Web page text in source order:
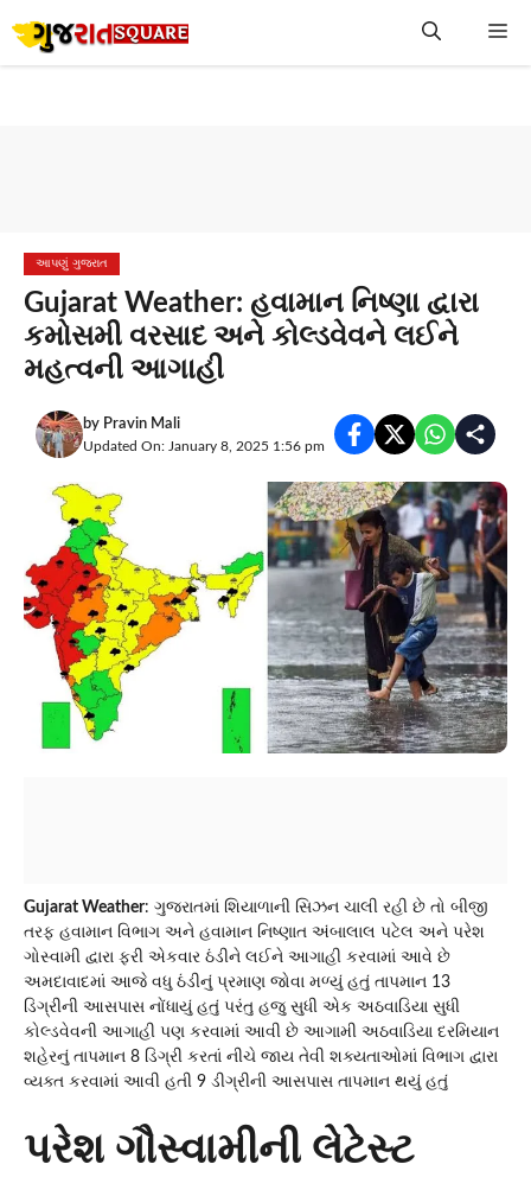
to
આપણું ગુજરાત
Gujarat Weather: હવામાન નિષ્ણા દ્વારા
કમોસમી વરસાદ અને કોલ્ડવેવને લઈને
મહત્વની આગાહી
by Pravin Mali
Updated On: January 8, 2025 1:56 pm
Gujarat Weather: ગુજરાતમાં શિયાળાની સિઝન ચાલી રહી છે તો બીજી
તરફ હવામાન વિભાગ અને હવામાન નિષ્ણાત અંબાલાલ પટેલ અને પરેશ
ગોસ્વામી દ્વારા ફરી એકવાર ઠંડીને લઈને આગાહી કરવામાં આવે છે
અમદાવાદમાં આજે વધુ ઠંડીનું પ્રમાણ જોવા મળ્યું હતું તાપમાન 13
ડિગ્રીની આસપાસ નોંધાયું હતું પરંતુ હજુ સુધી એક અઠવાડિયા સુધી
કોલ્ડવેવની આગાહી પણ કરવામાં આવી છે આગામી અઠવાડિયા દરમિયાન
શહેરનું તાપમાન 8 ડિગ્રી કરતાં નીચે જાય તેવી શક્યતાઓમાં વિભાગ દ્વારા
વ્યક્ત કરવામાં આવી હતી 9 ડીગ્રીની આસપાસ તાપમાન થયું હતું
પરેશ ગૌસ્વામીની લેટેસ્ટ